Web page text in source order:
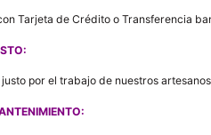
Tarjeta de Crédito o Transferencia
por el trabajo de nuestros